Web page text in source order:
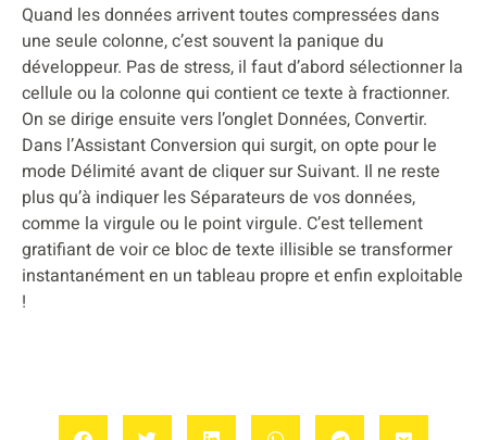
Quand les données arrivent toutes compressées dans
une seule colonne, c’est souvent la panique du
développeur. Pas de stress, il faut d’abord sélectionner la
cellule ou la colonne qui contient ce texte à fractionner.
On se dirige ensuite vers l’onglet Données, Convertir.
Dans l’Assistant Conversion qui surgit, on opte pour le
mode Délimité avant de cliquer sur Suivant. Il ne reste
plus qu’à indiquer les Séparateurs de vos données,
comme la virgule ou le point virgule. C’est tellement
gratifiant de voir ce bloc de texte illisible se transformer
instantanément en un tableau propre et enfin exploitable
!